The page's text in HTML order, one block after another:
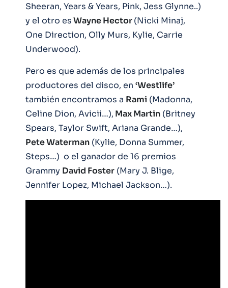
Sheeran, Years & Years, Pink, Jess Glynne..)
y el otro esWayne Hector(Nicki Minaj,
One Direction, Olly Murs, Kylie, Carrie
Underwood).
Pero es que además de los principales
productores del disco, en ‘Westlife’
también encontramos a Rami (Madonna,
Celine Dion, Avicii…), Max Martin (Britney
Spears, Taylor Swift, Ariana Grande…),
Pete Waterman (Kylie, Donna Summer,
Steps…) o el ganador de 16 premios
Grammy David Foster (Mary J. Blige,
Jennifer Lopez, Michael Jackson…).